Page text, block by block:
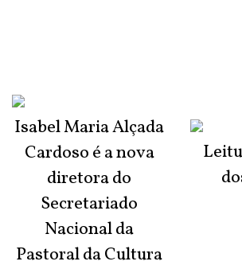
Isabel Maria Alçada
Cardoso é a nova
diretora do
Secretariado
Nacional da
Pastoral da Cultura